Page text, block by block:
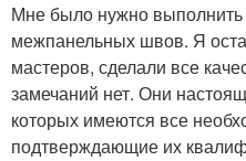
Мне было нужно выполнить
межпанельных швов. Я
мастеров, сделали все
замечаний нет. Они
которых имеются все
подтверждающие их